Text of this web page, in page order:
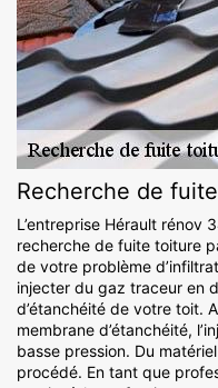
Recherche de
L’entreprise Hérault rénov
recherche de fuite toiture
de votre problème
injecter du gaz traceur en
d’étanchéité de votre toit.
membrane d’étanchéité,
basse pression. Du
procédé. En tant que